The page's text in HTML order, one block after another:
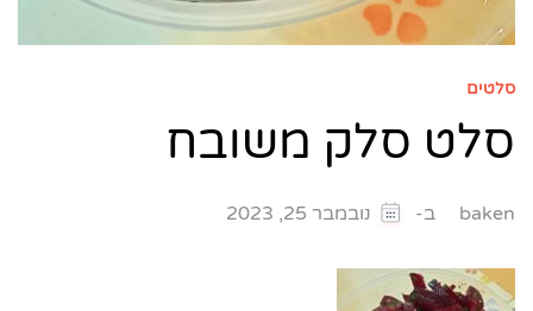
סלטים
סלט סלק משובח
baken ב- נובמבר 25, 2023